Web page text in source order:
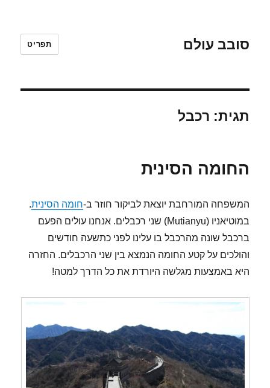
סובב עולם תפריט
תגית: רכבל
החומה הסינית
המשפחה המורחבת יוצאת לביקור חוזר ב-חומה הסינית.
במוטיאניו (Mutianyu) שני רכבלים. אנחנו עולים הפעם
ברכבל שונה מהרכבל בו עלינו לפני כתשעה חודשים
והולכים על קטע החומה הנמצא בין שני הרכבלים. החזרה
היא באמצעות מגלשה היורדת את כל הדרך למטה!